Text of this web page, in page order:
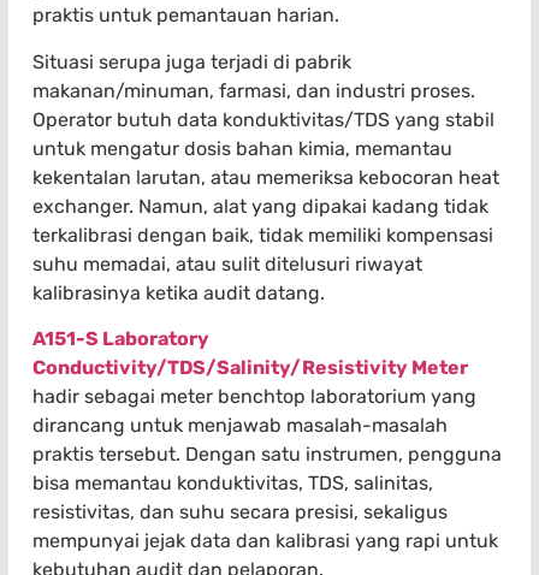
praktis untuk pemantauan harian.
Situasi serupa juga terjadi di pabrik
makanan/minuman, farmasi, dan industri proses.
Operator butuh data konduktivitas/TDS yang stabil
untuk mengatur dosis bahan kimia, memantau
kekentalan larutan, atau memeriksa kebocoran heat
exchanger. Namun, alat yang dipakai kadang tidak
terkalibrasi dengan baik, tidak memiliki kompensasi
suhu memadai, atau sulit ditelusuri riwayat
kalibrasinya ketika audit datang.
A151-S Laboratory
Conductivity/TDS/Salinity/Resistivity Meter
hadir sebagai meter benchtop laboratorium yang
dirancang untuk menjawab masalah-masalah
praktis tersebut. Dengan satu instrumen, pengguna
bisa memantau konduktivitas, TDS, salinitas,
resistivitas, dan suhu secara presisi, sekaligus
mempunyai jejak data dan kalibrasi yang rapi untuk
kebutuhan audit dan pelaporan.